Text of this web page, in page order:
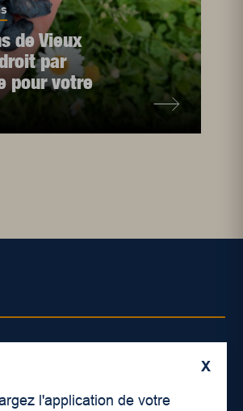
de Vieux
par
pour votre
X
l'application de votre